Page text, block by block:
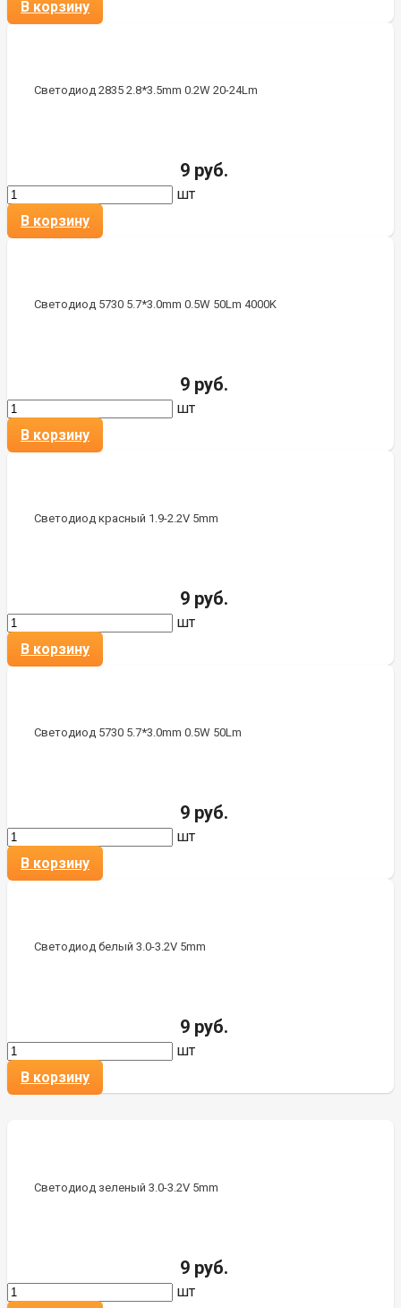
В корзину
Светодиод 2835 2.8*3.5mm 0.2W 20-24Lm
9 руб.
шт
В корзину
Светодиод 5730 5.7*3.0mm 0.5W 50Lm 4000K
9 руб.
шт
В корзину
Светодиод красный 1.9-2.2V 5mm
9 руб.
шт
В корзину
Светодиод 5730 5.7*3.0mm 0.5W 50Lm
9 руб.
шт
В корзину
Светодиод белый 3.0-3.2V 5mm
9 руб.
шт
В корзину
Светодиод зеленый 3.0-3.2V 5mm
9 руб.
шт